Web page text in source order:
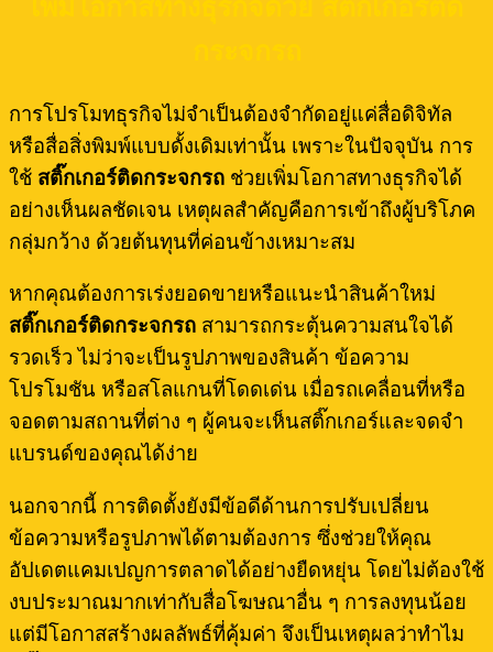
การโปรโมทธุรกิจไม่จำเป็นต้องจำกัดอยู่แค่สื่อดิจิทัล
หรือสื่อสิ่งพิมพ์แบบดั้งเดิมเท่านั้น เพราะในปัจจุบัน การ
ใช้ สติ๊กเกอร์ติดกระจกรถ ช่วยเพิ่มโอกาสทางธุรกิจได้
อย่างเห็นผลชัดเจน เหตุผลสำคัญคือการเข้าถึงผู้บริโภค
กลุ่มกว้าง ด้วยต้นทุนที่ค่อนข้างเหมาะสม
หากคุณต้องการเร่งยอดขายหรือแนะนำสินค้าใหม่
สติ๊กเกอร์ติดกระจกรถ สามารถกระตุ้นความสนใจได้
รวดเร็ว ไม่ว่าจะเป็นรูปภาพของสินค้า ข้อความ
โปรโมชัน หรือสโลแกนที่โดดเด่น เมื่อรถเคลื่อนที่หรือ
จอดตามสถานที่ต่าง ๆ ผู้คนจะเห็นสติ๊กเกอร์และจดจำ
แบรนด์ของคุณได้ง่าย
นอกจากนี้ การติดตั้งยังมีข้อดีด้านการปรับเปลี่ยน
ข้อความหรือรูปภาพได้ตามต้องการ ซึ่งช่วยให้คุณ
อัปเดตแคมเปญการตลาดได้อย่างยืดหยุ่น โดยไม่ต้องใช้
งบประมาณมากเท่ากับสื่อโฆษณาอื่น ๆ การลงทุนน้อย
แต่มีโอกาสสร้างผลลัพธ์ที่คุ้มค่า จึงเป็นเหตุผลว่าทำไม